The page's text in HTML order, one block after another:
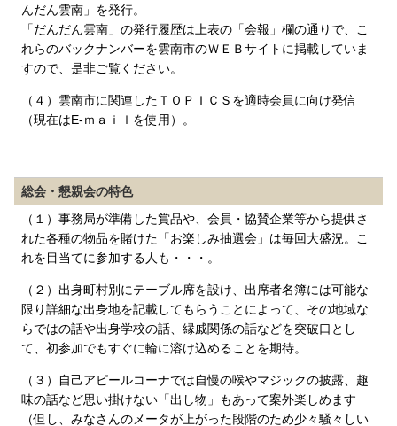
んだん雲南」を発行。
「だんだん雲南」の発行履歴は上表の「会報」欄の通りで、こ
れらのバックナンバーを雲南市のＷＥＢサイトに掲載していま
すので、是非ご覧ください。
（４）雲南市に関連したＴＯＰＩＣＳを適時会員に向け発信
（現在はE-ｍａｉｌを使用）。
総会・懇親会の特色
（１）事務局が準備した賞品や、会員・協賛企業等から提供さ
れた各種の物品を賭けた「お楽しみ抽選会」は毎回大盛況。こ
れを目当てに参加する人も・・・。
（２）出身町村別にテーブル席を設け、出席者名簿には可能な
限り詳細な出身地を記載してもらうことによって、その地域な
らではの話や出身学校の話、縁戚関係の話などを突破口とし
て、初参加でもすぐに輪に溶け込めることを期待。
（３）自己アピールコーナでは自慢の喉やマジックの披露、趣
味の話など思い掛けない「出し物」もあって案外楽しめます
（但し、みなさんのメータが上がった段階のため少々騒々しい